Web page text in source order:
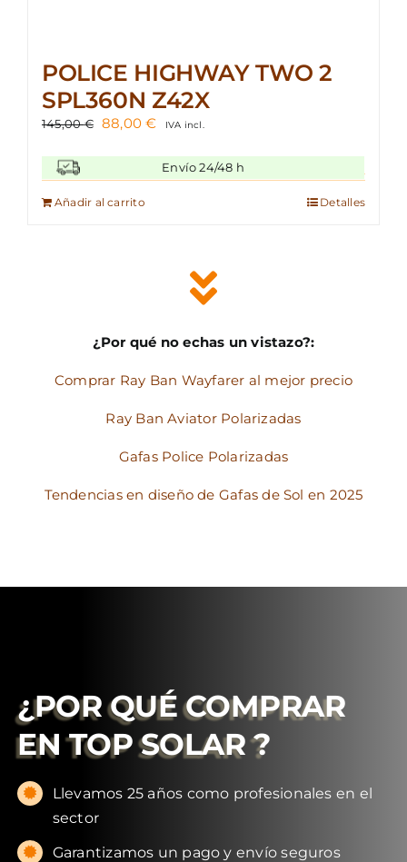
POLICE HIGHWAY TWO 2
SPL360N Z42X
145,00€ El
original
era:
145,00 €.
88,00€ El
actual
es:
IVA incl.
Envío 24/48 h
Añadir al carrito Detalles
¿Por qué no echas un vistazo?:
Comprar Ray Ban Wayfarer al mejor precio
Ray Ban Aviator Polarizadas
Gafas Police Polarizadas
Tendencias en diseño de Gafas de Sol en 2025
¿POR QUÉ COMPRAR
EN TOP SOLAR ?
Llevamos 25 años como profesionales en el
sector
Garantizamos un pago y envío seguros